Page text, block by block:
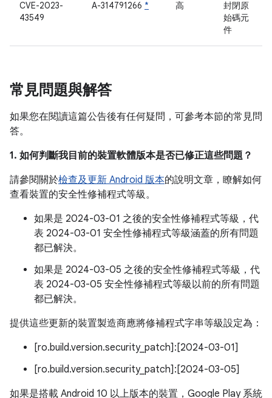
CVE-2023-
43549
A-314791266 * 高
封閉原
始碼元
件
常見問題與解答
如果您在閱讀這篇公告後有任何疑問，可參考本節的常見問
答。
1. 如何判斷我目前的裝置軟體版本是否已修正這些問題？
請參閱關於檢查及更新 Android 版本的說明文章，瞭解如何
查看裝置的安全性修補程式等級。
如果是 2024-03-01 之後的安全性修補程式等級，代
表 2024-03-01 安全性修補程式等級涵蓋的所有問題
都已解決。
如果是 2024-03-05 之後的安全性修補程式等級，代
表 2024-03-05 安全性修補程式等級以前的所有問題
都已解決。
提供這些更新的裝置製造商應將修補程式字串等級設定為：
[ro.build.version.security_patch]:[2024-03-01]
[ro.build.version.security_patch]:[2024-03-05]
如果是搭載 Android 10 以上版本的裝置，Google Play 系統